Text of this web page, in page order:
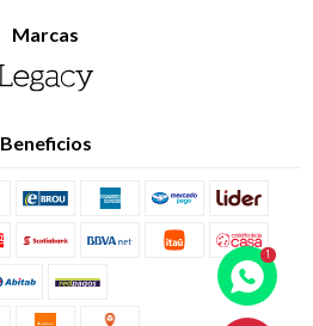
Marcas
Beneficios
Calzado
Accesorios